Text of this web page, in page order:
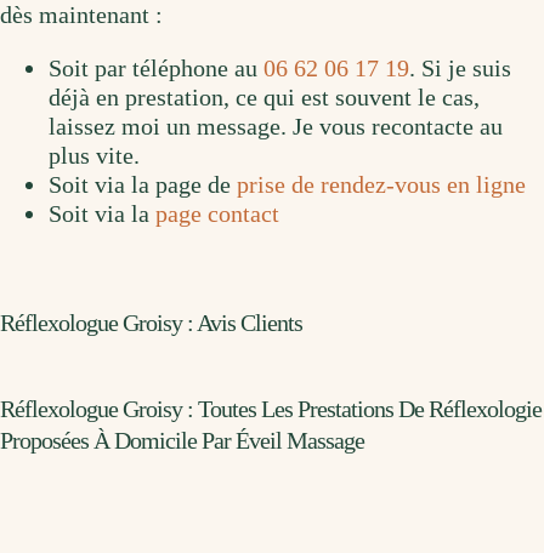
dès maintenant :
Soit par téléphone au 06 62 06 17 19. Si je suis
déjà en prestation, ce qui est souvent le cas,
laissez moi un message. Je vous recontacte au
plus vite.
Soit via la page de prise de rendez-vous en ligne
Soit via la page contact
Réflexologue Groisy : Avis Clients
Réflexologue Groisy : Toutes Les Prestations De Réflexologie
Proposées À Domicile Par Éveil Massage